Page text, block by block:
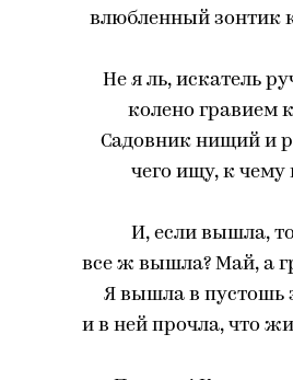
влюбленный зонтик
Не я ль, искатель
колено гравием
Садовник нищий и
чего ищу, к чему
И, если вышла,
все ж вышла? Май, а
Я вышла в пустошь
и в ней прочла, что